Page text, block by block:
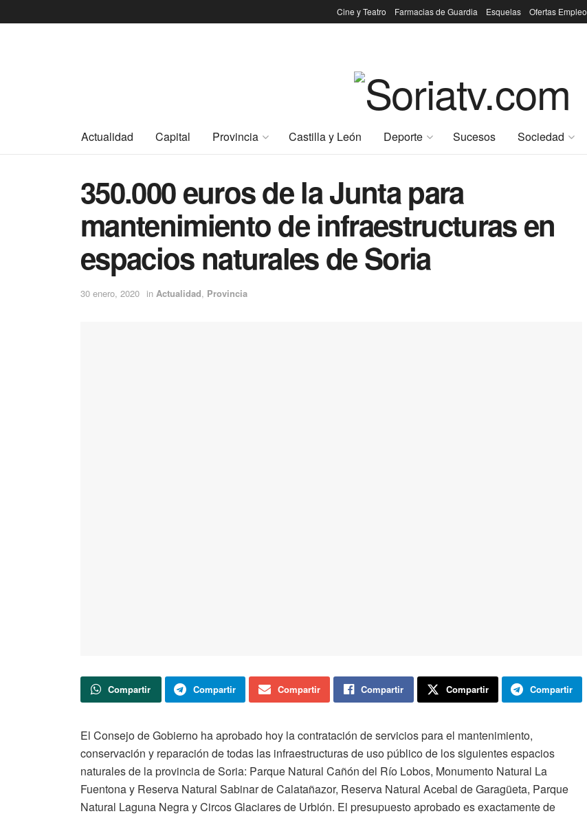
Cine y Teatro Farmacias de Guardia Esquelas Ofertas Empleo
Actualidad Capital Provincia Castilla y León Deporte Sucesos Sociedad
350.000 euros de la Junta para
mantenimiento de infraestructuras en
espacios naturales de Soria
30 enero, 2020 in Actualidad, Provincia
Compartir Compartir Compartir Compartir Compartir Compartir
El Consejo de Gobierno ha aprobado hoy la contratación de servicios para el mantenimiento,
conservación y reparación de todas las infraestructuras de uso público de los siguientes espacios
naturales de la provincia de Soria: Parque Natural Cañón del Río Lobos, Monumento Natural La
Fuentona y Reserva Natural Sabinar de Calatañazor, Reserva Natural Acebal de Garagüeta, Parque
Natural Laguna Negra y Circos Glaciares de Urbión. El presupuesto aprobado es exactamente de